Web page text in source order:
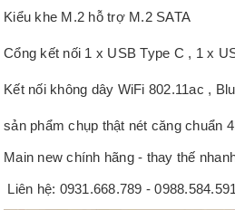
Kiểu khe M.2 hỗ trợM.2 SATA
Cổng kết nối 1 x USB Type C , 1 x
Kết nối không dây WiFi 802.11ac ,
sản phẩm chụp thật nét căng chuẩn
Main new chính hãng - thay thế
Liên hệ: 0931.668.789 -